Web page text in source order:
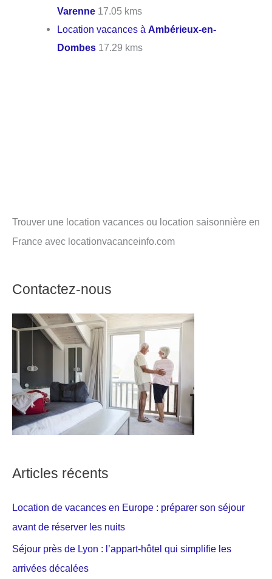
Varenne 17.05 kms
Location vacances àAmbérieux-en-
Dombes 17.29 kms
Trouver une location vacances ou location saisonnière en
France avec locationvacanceinfo.com
Contactez-nous
Articles récents
Location de vacances en Europe : préparer son séjour
avant de réserver les nuits
Séjour près de Lyon : l’appart-hôtel qui simplifie les
arrivées décalées